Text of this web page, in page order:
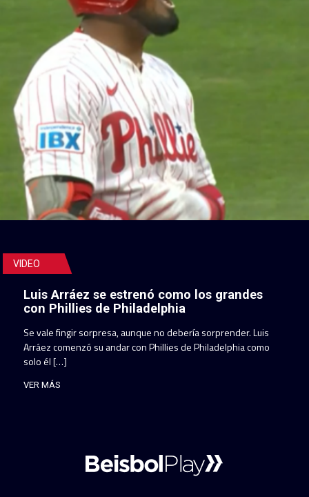
VIDEO
Luis Arráez se estrenó como los grandes
con Phillies de Philadelphia
Se vale fingir sorpresa, aunque no debería sorprender. Luis
Arráez comenzó su andar con Phillies de Philadelphia como
solo él […]
VER MÁS